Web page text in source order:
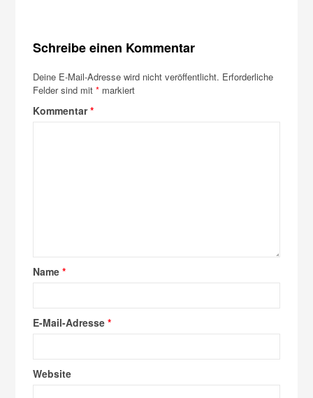
Schreibe einen Kommentar
Deine E-Mail-Adresse wird nicht veröffentlicht. Erforderliche
Felder sind mit* markiert
Kommentar*
Name*
E-Mail-Adresse*
Website